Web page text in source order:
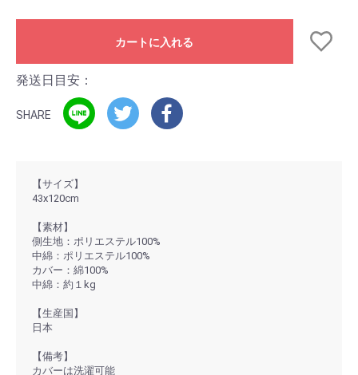
カートに入れる
発送日目安：
SHARE
【サイズ】
43x120cm
【素材】
側生地：ポリエステル100%
中綿：ポリエステル100%
カバー：綿100%
中綿：約１kg
【生産国】
日本
【備考】
カバーは洗濯可能